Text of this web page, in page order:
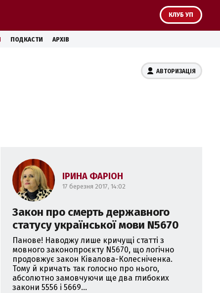
КЛУБ УП
ПОДКАСТИ АРХІВ
АВТОРИЗАЦІЯ
ІРИНА ФАРІОН
17 березня 2017, 14:02
Закон про смерть державного
статусу української мови N5670
Панове! Наводжу лише кричущі статті з
мовного законопроєкту N5670, що логічно
продовжує закон Ківалова-Колесніченка.
Тому й кричать так голосно про нього,
абсолютно замовчуючи ще два глибоких
закони 5556 і 5669...